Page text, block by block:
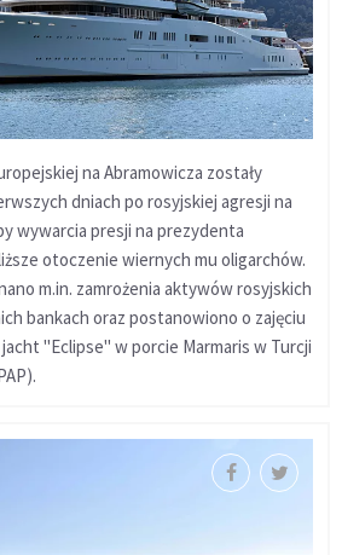
na Abramowicza zostały
dniach po rosyjskiej agresji na
wywarcia presji na prezydenta
otoczenie wiernych mu oligarchów.
m.in. zamrożenia aktywów rosyjskich
bankach oraz postanowiono o zajęciu
"Eclipse" w porcie Marmaris w Turcji